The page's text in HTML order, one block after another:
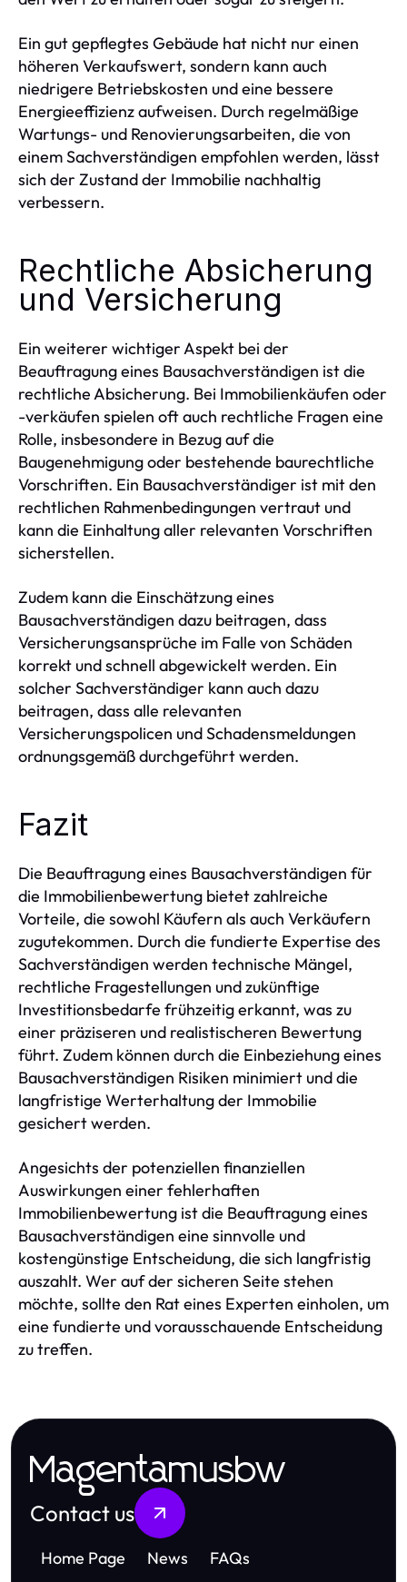
Ein gut gepflegtes Gebäude hat nicht nur einen
höheren Verkaufswert, sondern kann auch
niedrigere Betriebskosten und eine bessere
Energieeffizienz aufweisen. Durch regelmäßige
Wartungs- und Renovierungsarbeiten, die von
einem Sachverständigen empfohlen werden, lässt
sich der Zustand der Immobilie nachhaltig
verbessern.
Rechtliche Absicherung
und Versicherung
Ein weiterer wichtiger Aspekt bei der
Beauftragung eines Bausachverständigen ist die
rechtliche Absicherung. Bei Immobilienkäufen oder
-verkäufen spielen oft auch rechtliche Fragen eine
Rolle, insbesondere in Bezug auf die
Baugenehmigung oder bestehende baurechtliche
Vorschriften. Ein Bausachverständiger ist mit den
rechtlichen Rahmenbedingungen vertraut und
kann die Einhaltung aller relevanten Vorschriften
sicherstellen.
Zudem kann die Einschätzung eines
Bausachverständigen dazu beitragen, dass
Versicherungsansprüche im Falle von Schäden
korrekt und schnell abgewickelt werden. Ein
solcher Sachverständiger kann auch dazu
beitragen, dass alle relevanten
Versicherungspolicen und Schadensmeldungen
ordnungsgemäß durchgeführt werden.
Fazit
Die Beauftragung eines Bausachverständigen für
die Immobilienbewertung bietet zahlreiche
Vorteile, die sowohl Käufern als auch Verkäufern
zugutekommen. Durch die fundierte Expertise des
Sachverständigen werden technische Mängel,
rechtliche Fragestellungen und zukünftige
Investitionsbedarfe frühzeitig erkannt, was zu
einer präziseren und realistischeren Bewertung
führt. Zudem können durch die Einbeziehung eines
Bausachverständigen Risiken minimiert und die
langfristige Werterhaltung der Immobilie
gesichert werden.
Angesichts der potenziellen finanziellen
Auswirkungen einer fehlerhaften
Immobilienbewertung ist die Beauftragung eines
Bausachverständigen eine sinnvolle und
kostengünstige Entscheidung, die sich langfristig
auszahlt. Wer auf der sicheren Seite stehen
möchte, sollte den Rat eines Experten einholen, um
eine fundierte und vorausschauende Entscheidung
zu treffen.
Magentamusbw
Contact us
Home Page News FAQs